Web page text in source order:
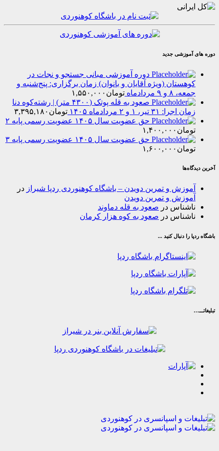
جدید
دوره آموزشی مبانی جستجو و نجات در
(ویژه آقایان و بانوان) زمان برگزاری: پنج‌شنبه و
تومان۱,۵۵۰,۰۰۰
صعود به قله پوتک (۴۳۰۰ متر) | رشته‌کوه دنا
۳۱ تیر، ۱ و ۲ مردادماه ۱۴۰۵
تومان ۳,۳۹۵,۱۸۰
حق عضویت سال ۱۴۰۵ عضویت رسمی پایه ۲
۱,۴۰۰,۰۰۰
حق عضویت سال ۱۴۰۵ عضویت رسمی پایه ۳
۱,۶۰۰,۰۰۰
و تمرین دویدن – باشگاه کوهنوردی ردپا شیراز در
و تمرین دویدن
درصعود به قله دماوند
درصعود به کوه هزار کرمان
دنبال کنید ...